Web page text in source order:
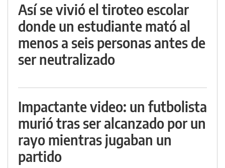
Así se vivió el tiroteo escolar
donde un estudiante mató al
menos a seis personas antes de
ser neutralizado
Impactante video: un futbolista
murió tras ser alcanzado por un
rayo mientras jugaban un
partido